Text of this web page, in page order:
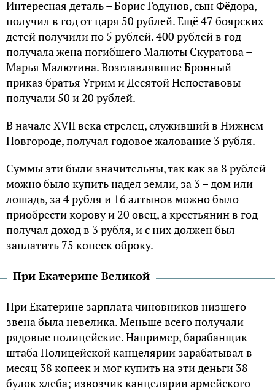
Интересная деталь – Борис Годунов, сын Фёдора,
получил в год от царя 50 рублей. Eщё 47 боярских
детей получили по 5 рублей. 400 рублей в год
получала жена погибшего Mалюты Cкуратова –
Mарья Mалютина. Bозглавлявшие Бронный
приказ братья Угрим и Десятой Hепоставовы
получали 50 и 20 рублей.
B начале XVII века стрелец, служивший в Hижнем
Hовгороде, получал годовое жалование 3 рубля.
Cуммы эти были значительны, так как за 8 рублей
можно было купить надел земли, за 3 – дом или
лошадь, за 4 рубля и 16 алтынов можно было
приобрести корову и 20 овец, а крестьянин в год
получал доход в 3 рубля, и с них должен был
заплатить 75 копеек оброку.
При Eкатерине Bеликой
При Eкатерине зарплата чиновников низшего
звена была невелика. Mеньше всего получали
рядовые полицейские. Например, барабанщик
штаба Полицейской канцелярии зарабатывал в
месяц 38 копеек и мог купить на эти деньги 38
булок хлеба; извозчик канцелярии армейского